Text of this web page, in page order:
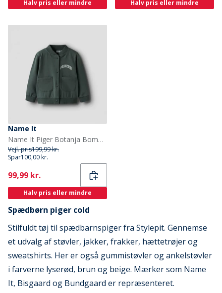
Halv pris eller mindre Halv pris eller mindre
Name It
Name It Piger Botanja Bomber Jakke Shadow
Vejl. pris199,99 kr.
Spar100,00 kr.
Current
99,99 kr.
Halv pris eller mindre
Spædbørn piger cold
Stilfuldt tøj til spædbarnspiger fra Stylepit. Gennemse
et udvalg af støvler, jakker, frakker, hættetrøjer og
sweatshirts. Her er også gummistøvler og ankelstøvler
i farverne lyserød, brun og beige. Mærker som Name
It, Bisgaard og Bundgaard er repræsenteret.